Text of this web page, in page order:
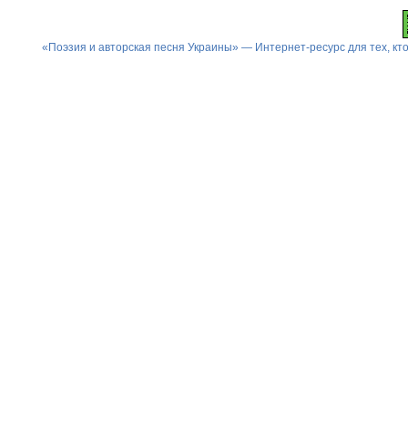
«Поэзия и авторская песня Украины» — Интернет-ресурс для тех,